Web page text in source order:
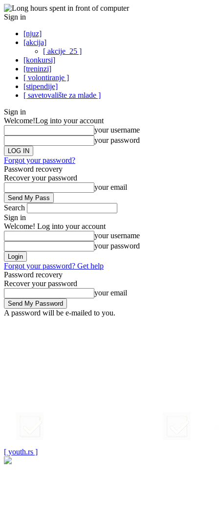
Sign in
[njuz]
[akcija]
[ akcije_25 ]
[konkursi]
[treninzi]
[ volontiranje ]
[stipendije]
[ savetovalište za mlade ]
Sign in
Welcome!Log into your account
your username
your password
Forgot your password?
Password recovery
Recover your password
your email
Search
Sign in
Welcome! Log into your account
your username
your password
Forgot your password? Get help
Password recovery
Recover your password
your email
A password will be e-mailed to you.
[ youth.rs ]